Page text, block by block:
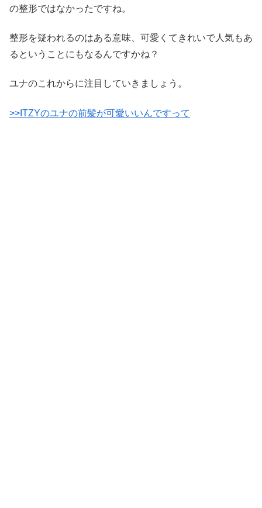
の整形ではなかったですね。
整形を疑われるのはある意味、可愛くてきれいで人気もあ
るということにもなるんですかね？
ユナのこれからに注目していきましょう。
>>ITZYのユナの前髪が可愛いいんですって